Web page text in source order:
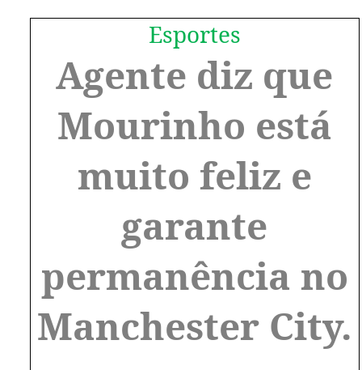
Esportes
Agente diz que
Mourinho está
muito feliz e
garante
permanência no
Manchester City.